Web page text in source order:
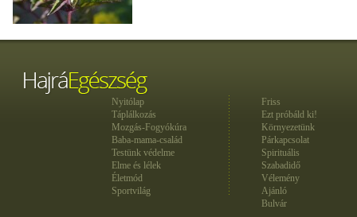
Nyitólap
Táplálkozás
Mozgás-Fogyókúra
Baba-mama-család
Testünk védelme
Elme és lélek
Életmód
Sportvilág
Friss
Ezt próbáld ki!
Környezetünk
Párkapcsolat
Spirituális
Szabadidő
Vélemény
Ajánló
Bulvár